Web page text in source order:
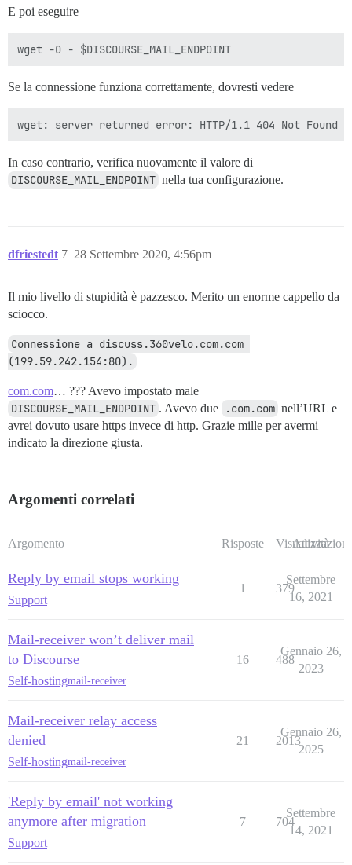
E poi eseguire
Se la connessione funziona correttamente, dovresti vedere
In caso contrario, verifica nuovamente il valore di
DISCOURSE_MAIL_ENDPOINT nella tua configurazione.
dfriestedt 28 Settembre 2020, 4:56pm
7
Il mio livello di stupidità è pazzesco. Merito un enorme cappello da
sciocco.
Connessione a discuss.360velo.com.com
(199.59.242.154:80).
com.com… ??? Avevo impostato male
DISCOURSE_MAIL_ENDPOINT . Avevo due .com.com nell’URL e
avrei dovuto usare https invece di http. Grazie mille per avermi
indicato la direzione giusta.
Argomenti correlati
Argomento Risposte Visualizzazioni
Attività
Reply by email stops working
Support
1 379
Settembre
16, 2021
Mail-receiver won’t deliver mail
to Discourse
Self-hostingmail-receiver
16 488
Gennaio 26,
2023
Mail-receiver relay access
denied
Self-hostingmail-receiver
21 2013
Gennaio 26,
2025
'Reply by email' not working
anymore after migration
Support
7 704
Settembre
14, 2021